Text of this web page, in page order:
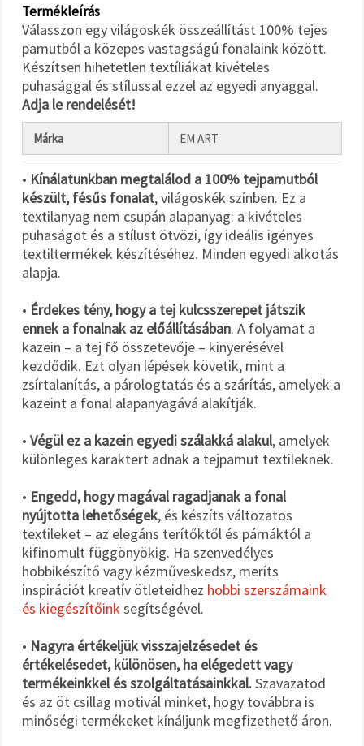
Termékleírás
Válasszon egy világoskék összeállítást 100% tejes
pamutból a közepes vastagságú fonalaink között.
Készítsen hihetetlen textíliákat kivételes
puhasággal és stílussal ezzel az egyedi anyaggal.
Adja le rendelését!
Márka EM ART
• Kínálatunkban megtalálod a 100% tejpamutból
készült, fésűs fonalat, világoskék színben. Ez a
textilanyag nem csupán alapanyag: a kivételes
puhaságot és a stílust ötvözi, így ideális igényes
textiltermékek készítéséhez. Minden egyedi alkotás
alapja.
• Érdekes tény, hogy a tej kulcsszerepet játszik
ennek a fonalnak az előállításában. A folyamat a
kazein – a tej fő összetevője – kinyerésével
kezdődik. Ezt olyan lépések követik, mint a
zsírtalanítás, a párologtatás és a szárítás, amelyek a
kazeint a fonal alapanyagává alakítják.
• Végül ez a kazein egyedi szálakká alakul, amelyek
különleges karaktert adnak a tejpamut textileknek.
• Engedd, hogy magával ragadjanak a fonal
nyújtotta lehetőségek, és készíts változatos
textileket – az elegáns terítőktől és párnáktól a
kifinomult függönyökig. Ha szenvedélyes
hobbikészítő vagy kézműveskedsz, meríts
inspirációt kreatív ötleteidhez hobbi szerszámaink
és kiegészítőink segítségével.
• Nagyra értékeljük visszajelzésedet és
értékelésedet, különösen, ha elégedett vagy
termékeinkkel és szolgáltatásainkkal.Szavazatod
és az öt csillag motivál minket, hogy továbbra is
minőségi termékeket kínáljunk megfizethető áron.